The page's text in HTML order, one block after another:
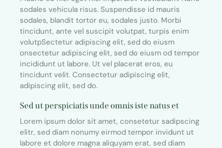
sodales vehicula risus. Suspendisse id mauris
sodales, blandit tortor eu, sodales justo. Morbi
tincidunt, ante vel suscipit volutpat, turpis enim
volutpSectetur adipiscing elit, sed do eiusm
onsectetur adipiscing elit, sed do eiusm od tempor
incididunt ut labore. Ut vel placerat eros, eu
tincidunt velit. Consectetur adipiscing elit,
adipiscing elit, sed do.
Sed ut perspiciatis unde omnis iste natus et
Lorem ipsum dolor sit amet, consetetur sadipscing
elitr, sed diam nonumy eirmod tempor invidunt ut
labore et dolore magna aliquyam erat, sed diam